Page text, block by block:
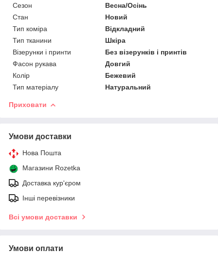
Сезон
Весна/Осінь
Стан
Новий
Тип коміра
Відкладний
Тип тканини
Шкіра
Візерунки і принти
Без візерунків і принтів
Фасон рукава
Довгий
Колір
Бежевий
Тип матеріалу
Натуральний
Приховати
Умови доставки
Нова Пошта
Магазини Rozetka
Доставка кур'єром
Інші перевізники
Всі умови доставки
Умови оплати